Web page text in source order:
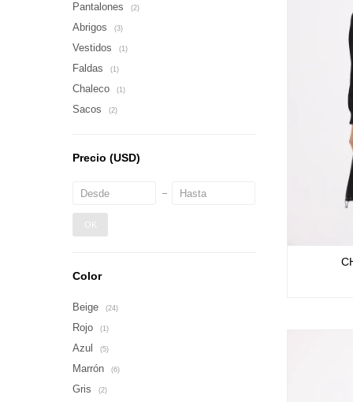
Pantalones (2)
Abrigos (3)
Vestidos (1)
Faldas (1)
Chaleco (1)
Sacos (2)
Precio (USD)
OK
Color
Beige (24)
Rojo (1)
Azul (5)
Marrón (6)
Gris (2)